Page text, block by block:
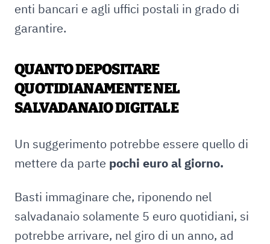
enti bancari e agli uffici postali in grado di
garantire.
QUANTO DEPOSITARE
QUOTIDIANAMENTE NEL
SALVADANAIO DIGITALE
Un suggerimento potrebbe essere quello di
mettere da parte pochi euro al giorno.
Basti immaginare che, riponendo nel
salvadanaio solamente 5 euro quotidiani, si
potrebbe arrivare, nel giro di un anno, ad